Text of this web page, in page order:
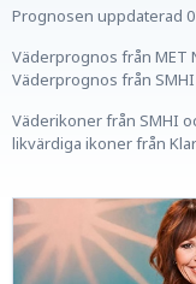
Prognosen uppdaterad
Väderprognos från MET
Väderprognos från
Väderikoner från SMHI
likvärdiga ikoner från